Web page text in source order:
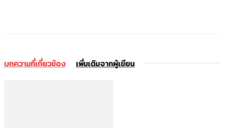
บทความที่เกี่ยวข้อง เพิ่มเติมจากผู้เขียน